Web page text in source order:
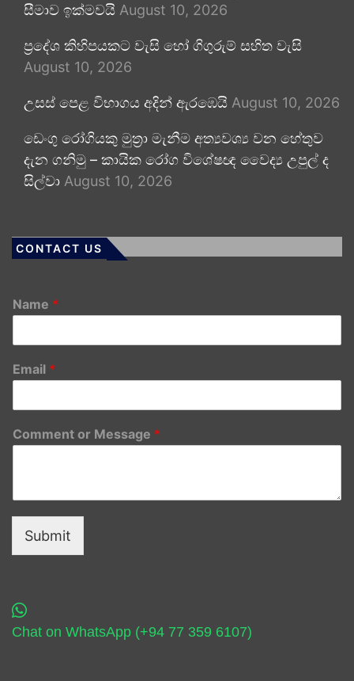
සීමාව ඉක්මවයි August 10, 2026
ප්‍රදේශ කිහිපයකට වැසි හෝ ගිගුරුම් සහිත වැසි
August 10, 2026
උසස් පෙළ විභාගය අදින් ඇරඹෙයි August 10, 2026
ඩෙංගු රෝගියකු ⁣මුත්‍රා මැනීම අත්‍යවශ්‍ය වන හේතුව
දැන ගනිමු – කායික රෝග විශේෂඥ වෛද්‍ය උපුල් ද
සිල්වා August 10, 2026
CONTACT US
Name *
Email *
Comment or Message *
Submit
Chat on WhatsApp (+94 77 359 6107)